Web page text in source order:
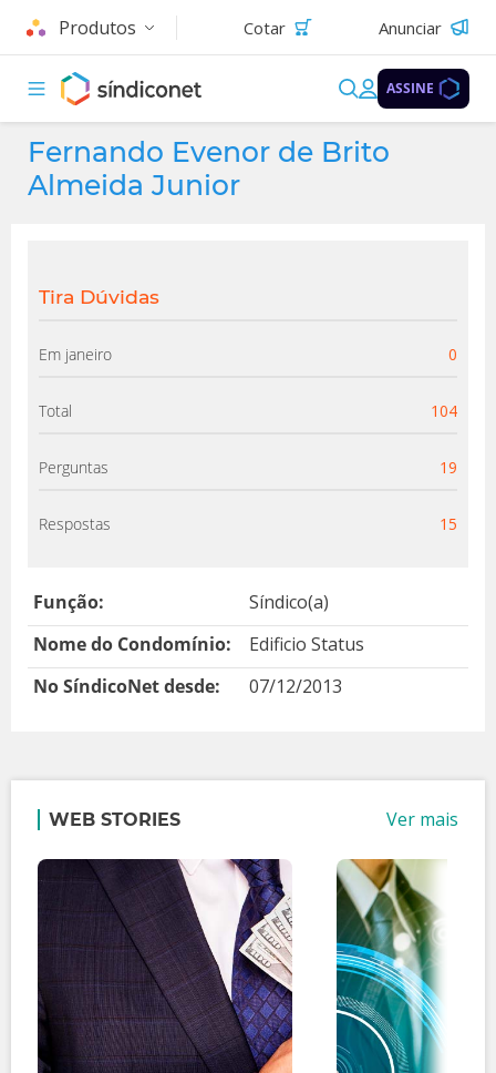
Produtos Cotar Anunciar
ASSINE
Fernando Evenor de Brito
Almeida Junior
Tira Dúvidas
Em janeiro 0
Total 104
Perguntas 19
Respostas 15
Função:
Síndico(a)
Nome do Condomínio:
Edificio Status
No SíndicoNet desde:
07/12/2013
WEB STORIES Ver mais